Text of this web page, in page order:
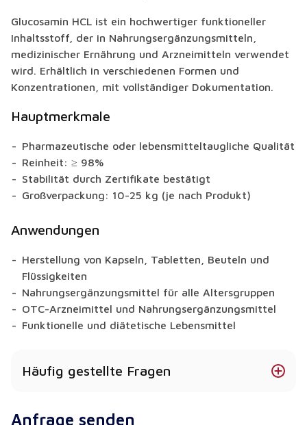
Glucosamin HCL ist ein hochwertiger funktioneller
Inhaltsstoff, der in Nahrungsergänzungsmitteln,
medizinischer Ernährung und Arzneimitteln verwendet
wird. Erhältlich in verschiedenen Formen und
Konzentrationen, mit vollständiger Dokumentation.
Hauptmerkmale
Pharmazeutische oder lebensmitteltaugliche Qualität
Reinheit: ≥ 98%
Stabilität durch Zertifikate bestätigt
Großverpackung: 10-25 kg (je nach Produkt)
Anwendungen
Herstellung von Kapseln, Tabletten, Beuteln und
Flüssigkeiten
Nahrungsergänzungsmittel für alle Altersgruppen
OTC-Arzneimittel und Nahrungsergänzungsmittel
Funktionelle und diätetische Lebensmittel
Häufig gestellte Fragen
erhältlich?
Anfrage senden